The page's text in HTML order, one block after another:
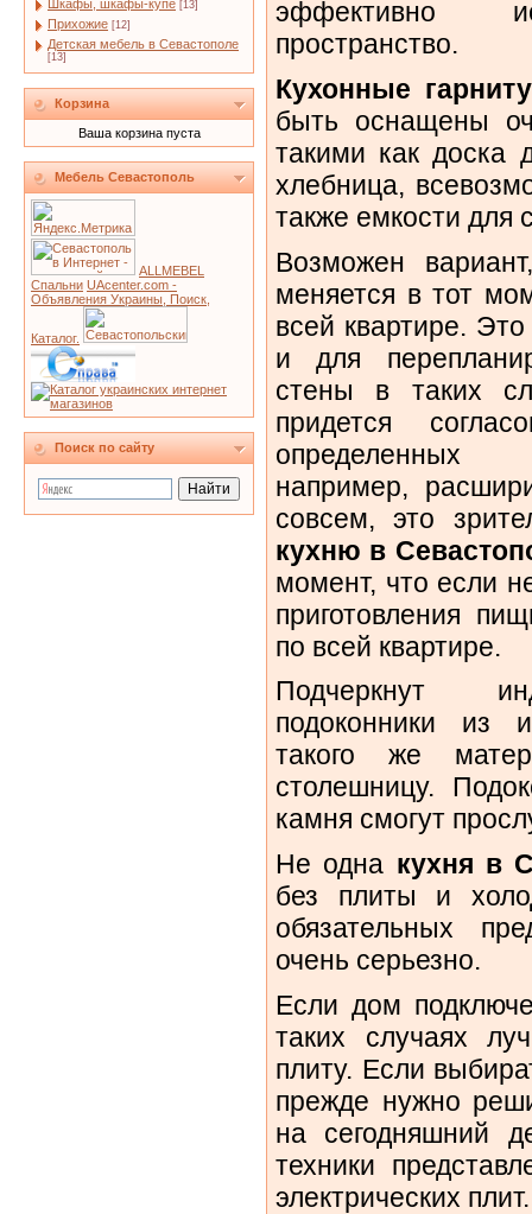
Шкафы, шкафы-купе [13]
Прихожие [12]
Детская мебель в Севастополе
[13]
Корзина
Ваша корзина пуста
Мебель Севастополь
ALLMEBEL
Спальни UAcenter.com -
Объявления Украины, Поиск,
Каталог.
Поиск по сайту
эффективно
пространство.
Кухонные
быть оснащены
такими как доска
хлебница,
также емкости для
Возможен
меняется в тот
всей квартире.
и для
стены в таких
придется
определенных
например,
совсем, это
кухню в
момент, что если
приготовления
по всей квартире.
Подчеркнут
подоконники из
такого же
столешницу.
камня смогут
Не одна кухня в
без плиты и
обязательных
очень серьезно.
Если дом
таких случаях
плиту. Если
прежде нужно
на сегодняшний
техники
электрических плит.